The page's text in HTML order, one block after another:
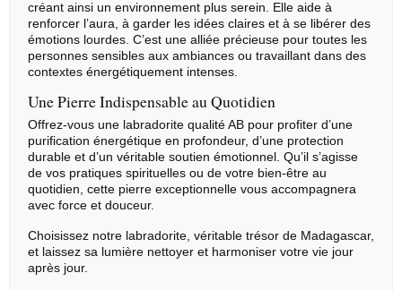
créant ainsi un environnement plus serein. Elle aide à
renforcer l’aura, à garder les idées claires et à se libérer des
émotions lourdes. C’est une alliée précieuse pour toutes les
personnes sensibles aux ambiances ou travaillant dans des
contextes énergétiquement intenses.
Une Pierre Indispensable au Quotidien
Offrez-vous une labradorite qualité AB pour profiter d’une
purification énergétique en profondeur, d’une protection
durable et d’un véritable soutien émotionnel. Qu’il s’agisse
de vos pratiques spirituelles ou de votre bien-être au
quotidien, cette pierre exceptionnelle vous accompagnera
avec force et douceur.
Choisissez notre labradorite, véritable trésor de Madagascar,
et laissez sa lumière nettoyer et harmoniser votre vie jour
après jour.